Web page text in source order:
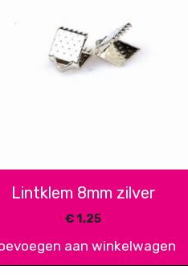
Lintklem 8mm zilver
€1,25
aan winkelwagen